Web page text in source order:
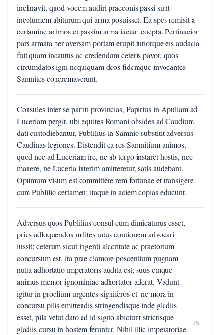
inclinavit, quod vocem audiri praeconis passi sunt
incolumem abiturum qui arma posuisset. Ea spes remisit a
certamine animos et passim arma iactari coepta. Pertinacior
pars armata per aversam portam erupit tutiorque eis audacia
fuit quam incautus ad credendum ceteris pavor, quos
circumdatos igni nequiquam deos fidemque invocantes
Samnites concremaverunt.
Consules inter se partiti provincias, Papirius in Apuliam ad
Luceriam pergit, ubi equites Romani obsides ad Caudium
dati custodiebantur, Publilius in Samnio substitit adversus
Caudinas legiones. Distendit ea res Samnitium animos,
quod nec ad Luceriam ire, ne ab tergo instaret hostis, nec
manere, ne Luceria interim amitteretur, satis audebant.
Optimum visum est committere rem fortunae et transigere
cum Publilio certamen; itaque in aciem copias educunt.
Adversus quos Publilius consul cum dimicaturus esset,
prius adloquendos milites ratus contionem advocari
iussit; ceterum sicut ingenti alacritate ad praetorium
concursum est, ita prae clamore poscentium pugnam
nulla adhortatio imperatoris audita est; suus cuique
animus memor ignominiae adhortator aderat. Vadunt
igitur in proelium urgentes signiferos et, ne mora in
concursu pilis emittendis stringendisque inde gladiis
esset, pila velut dato ad id signo abiciunt strictisque
gladiis cursu in hostem feruntur. Nihil illic imperatoriae
25